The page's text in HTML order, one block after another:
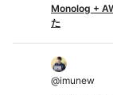
Monolog +
た
@imunew